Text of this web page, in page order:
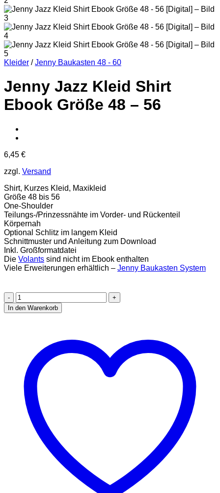
Kleider / Jenny Baukasten 48 - 60
Jenny Jazz Kleid Shirt
Ebook Größe 48 – 56
6,45 €
zzgl. Versand
Shirt, Kurzes Kleid, Maxikleid
Größe 48 bis 56
One-Shoulder
Teilungs-/Prinzessnähte im Vorder- und Rückenteil
Körpernah
Optional Schlitz im langem Kleid
Schnittmuster und Anleitung zum Download
Inkl. Großformatdatei
Die Volants sind nicht im Ebook enthalten
Viele Erweiterungen erhältlich – Jenny Baukasten System
Jenny
Jazz
Kleid
[Digital]
Menge
In den Warenkorb